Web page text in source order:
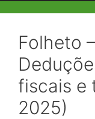
Folheto
fiscais e
2025)